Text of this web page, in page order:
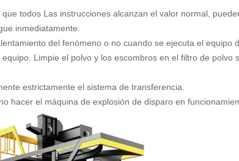
todos Las instrucciones alcanzan el valor normal,
inmediatamente.
del fenómeno o no cuando se ejecuta el equipo
Limpie el polvo y los escombros en el filtro de polvo
estrictamente el sistema de transferencia.
hacer el máquina de explosión de disparo en